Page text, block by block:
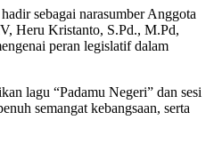
sebagai narasumber Anggota
Heru Kristanto, S.Pd., M.Pd,
peran legislatif dalam
lagu “Padamu Negeri” dan sesi
semangat kebangsaan, serta